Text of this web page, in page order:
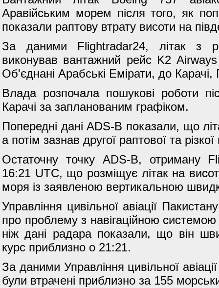
Аравійським морем після того, як
показали раптову втрату висоти на
За даними Flightradar24, літак з
виконував вантажний рейс K2
Об'єднані Арабські Емірати, до
Влада розпочала пошукові роботи
Карачі за запланованим графіком.
Попередні дані ADS-B показали, що
а потім зазнав другої раптової та
Остаточну точку ADS-B, отриману
16:21 UTC, що розміщує літак на
моря із заявленою вертикальною
Управління цивільної авіації
про проблему з навігаційною
ніж дані радара показали, що він
курс приблизно о 21:21.
За даними Управління цивільної
були втрачені приблизно за 155